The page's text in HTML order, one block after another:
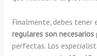
Finalmente, debes tener
regulares son necesarios
perfectas. Los